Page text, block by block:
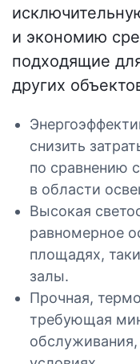
и экономию
подходящие
других
снизить
по сравнению
в области
Высокая
равномерное
площадях,
залы.
Прочная,
требующая